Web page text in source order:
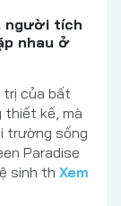
người tích
nhau ở
trị của bất
thiết kế, mà
trường sống
Paradise
sinh th Xem